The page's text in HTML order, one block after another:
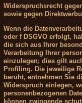
Widerspruchsrecht
sowie gegen
Wenn die
oder f DSGVO erfolgt,
die sich aus Ihrer
Verarbeitung Ihrer
einzulegen; dies gilt
Profiling. Die jeweilige
beruht, entnehmen Sie
Widerspruch einlegen,
personenbezogenen
können zwingende